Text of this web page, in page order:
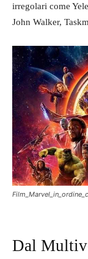
irregolari come
John Walker,
Dal